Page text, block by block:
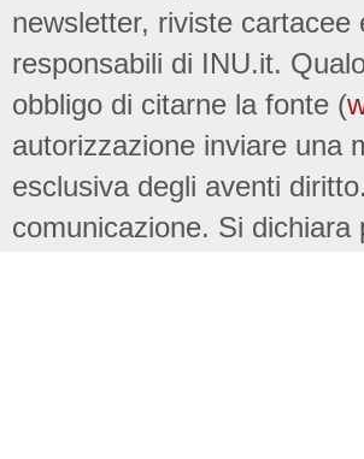
newsletter, riviste
responsabili di INU.it.
obbligo di citarne la fonte (
autorizzazione inviare una
esclusiva degli aventi
comunicazione. Si